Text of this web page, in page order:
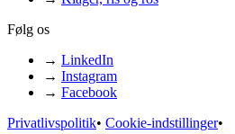
Følg os
→ LinkedIn
→ Instagram
→ Facebook
Privatlivspolitik• Cookie-indstillinger•